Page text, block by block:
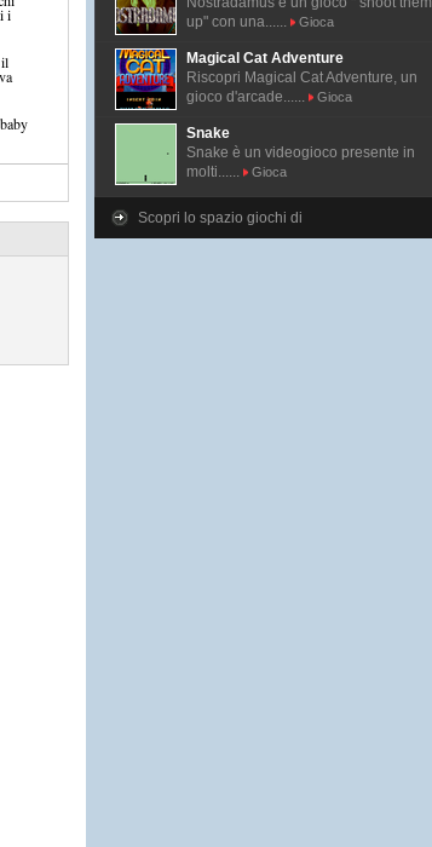
i
up" con una......
Gioca
Magical Cat Adventure
Riscopri Magical Cat Adventure, un
gioco d'arcade......
Gioca
Snake
Snake è un videogioco presente in
molti......
Gioca
Scopri lo spazio giochi di